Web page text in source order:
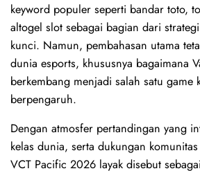
keyword populer seperti bandar toto,
altogel slot sebagai bagian dari
kunci. Namun, pembahasan utama
dunia esports, khususnya bagaimana
berkembang menjadi salah satu game
berpengaruh.
Dengan atmosfer pertandingan yang
kelas dunia, serta dukungan
VCT Pacific 2026 layak disebut